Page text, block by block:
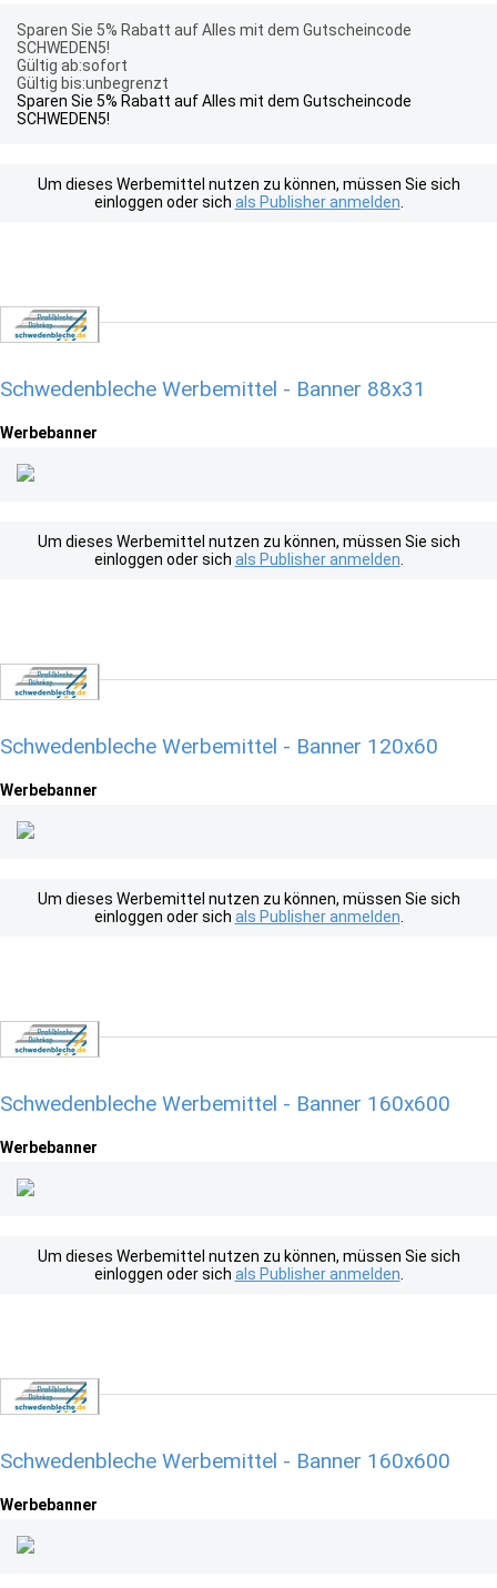
Sparen Sie 5% Rabatt auf Alles mit dem Gutscheincode
SCHWEDEN5!
Gültig ab:sofort
Gültig bis:unbegrenzt
Sparen Sie 5% Rabatt auf Alles mit dem Gutscheincode
SCHWEDEN5!
Um dieses Werbemittel nutzen zu können, müssen Sie sich
einloggen oder sich als Publisher anmelden
Schwedenbleche Werbemittel - Banner 88x31
Werbebanner
Um dieses Werbemittel nutzen zu können, müssen Sie sich
einloggen oder sich als Publisher anmelden
Schwedenbleche Werbemittel - Banner 120x60
Werbebanner
Um dieses Werbemittel nutzen zu können, müssen Sie sich
einloggen oder sich als Publisher anmelden
Schwedenbleche Werbemittel - Banner 160x600
Werbebanner
Um dieses Werbemittel nutzen zu können, müssen Sie sich
einloggen oder sich als Publisher anmelden
Schwedenbleche Werbemittel - Banner 160x600
Werbebanner